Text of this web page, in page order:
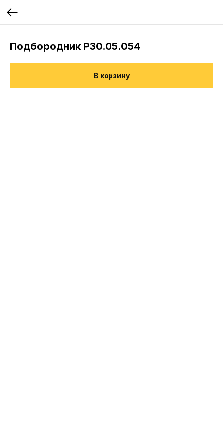
Подбородник Р30.05.054
В корзину